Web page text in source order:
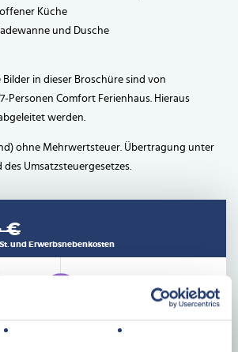
Küche
und Dusche
Bilder in dieser Broschüre sind von
Personen Comfort Ferienhaus. Hieraus
werden.
ohne Mehrwertsteuer. Übertragung unter
Umsatzsteuergesetzes.
€
und Erwerbsnebenkosten